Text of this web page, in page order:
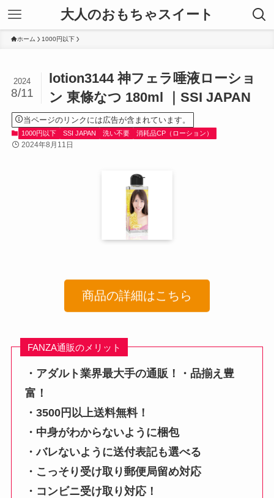
大人のおもちゃスイート
ホーム 1000円以下
lotion3144 神フェラ唾液ローショ
ン 東條なつ 180ml ｜SSI JAPAN
2024
8/11
当ページのリンクには広告が含まれています。
1000円以下 SSI JAPAN 洗い不要 消耗品CP（ローション）
2024年8月11日
商品の詳細はこちら
FANZA通販のメリット
・アダルト業界最大手の通販！・品揃え豊
富！
・3500円以上送料無料！
・中身がわからないように梱包
・バレないように送付表記も選べる
・こっそり受け取り郵便局留め対応
・コンビニ受け取り対応！